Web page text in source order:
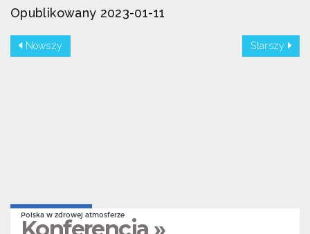
Opublikowany 2023-01-11
Nowszy Starszy
Polska w zdrowej atmosferze